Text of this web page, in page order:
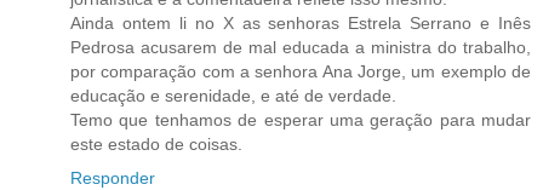
Ainda ontem li no X as senhoras Estrela Serrano e Inês
Pedrosa acusarem de mal educada a ministra do trabalho,
por comparação com a senhora Ana Jorge, um exemplo de
educação e serenidade, e até de verdade.
Temo que tenhamos de esperar uma geração para mudar
este estado de coisas.
Responder